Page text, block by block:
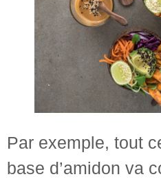
Par exemple, tout
base d’amidon va